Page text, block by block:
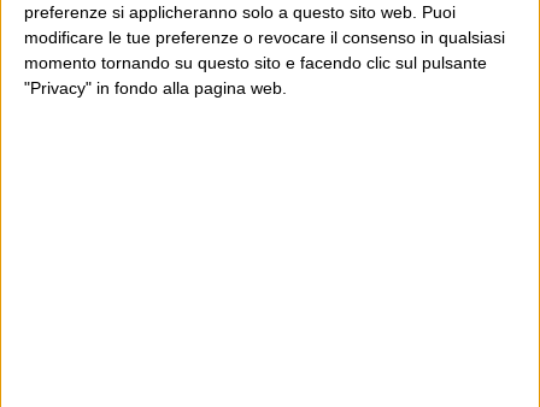
preferenze si applicheranno solo a questo sito web. Puoi
modificare le tue preferenze o revocare il consenso in qualsiasi
momento tornando su questo sito e facendo clic sul pulsante
"Privacy" in fondo alla pagina web.
direttore editoriale del giornale online il Post. Forse
sei qui perché conosci già il Post, o forse sei
capitato qui per altri giri.